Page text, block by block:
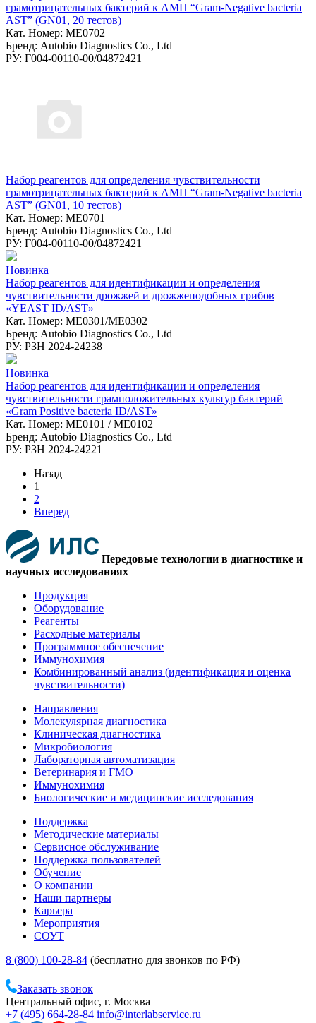
грамотрицательных бактерий к АМП “Gram-Negative bacteria
AST” (GN01, 20 тестов)
Кат. Номер: ME0702
Бренд: Autobio Diagnostics Co., Ltd
РУ: Г004-00110-00/04872421
Набор реагентов для определения чувствительности
грамотрицательных бактерий к АМП “Gram-Negative bacteria
AST” (GN01, 10 тестов)
Кат. Номер: ME0701
Бренд: Autobio Diagnostics Co., Ltd
РУ: Г004-00110-00/04872421
Новинка
Набор реагентов для идентификации и определения
чувствительности дрожжей и дрожжеподобных грибов
«YEAST ID/AST»
Кат. Номер: ME0301/ME0302
Бренд: Autobio Diagnostics Co., Ltd
РУ: РЗН 2024-24238
Новинка
Набор реагентов для идентификации и определения
чувствительности грамположительных культур бактерий
«Gram Positive bacteria ID/AST»
Кат. Номер: ME0101 / ME0102
Бренд: Autobio Diagnostics Co., Ltd
РУ: РЗН 2024-24221
Назад
1
2
Вперед
Передовые технологии в диагностике и
научных исследованиях
Продукция
Оборудование
Реагенты
Расходные материалы
Программное обеспечение
Иммунохимия
Комбинированный анализ (идентификация и оценка
чувствительности)
Направления
Молекулярная диагностика
Клиническая диагностика
Микробиология
Лабораторная автоматизация
Ветеринария и ГМО
Иммунохимия
Биологические и медицинские исследования
Поддержка
Методические материалы
Сервисное обслуживание
Поддержка пользователей
Обучение
О компании
Наши партнеры
Карьера
Мероприятия
СОУТ
8 (800) 100-28-84 (бесплатно для звонков по РФ)
Заказать звонок
Центральный офис, г. Москва
+7 (495) 664-28-84 info@interlabservice.ru